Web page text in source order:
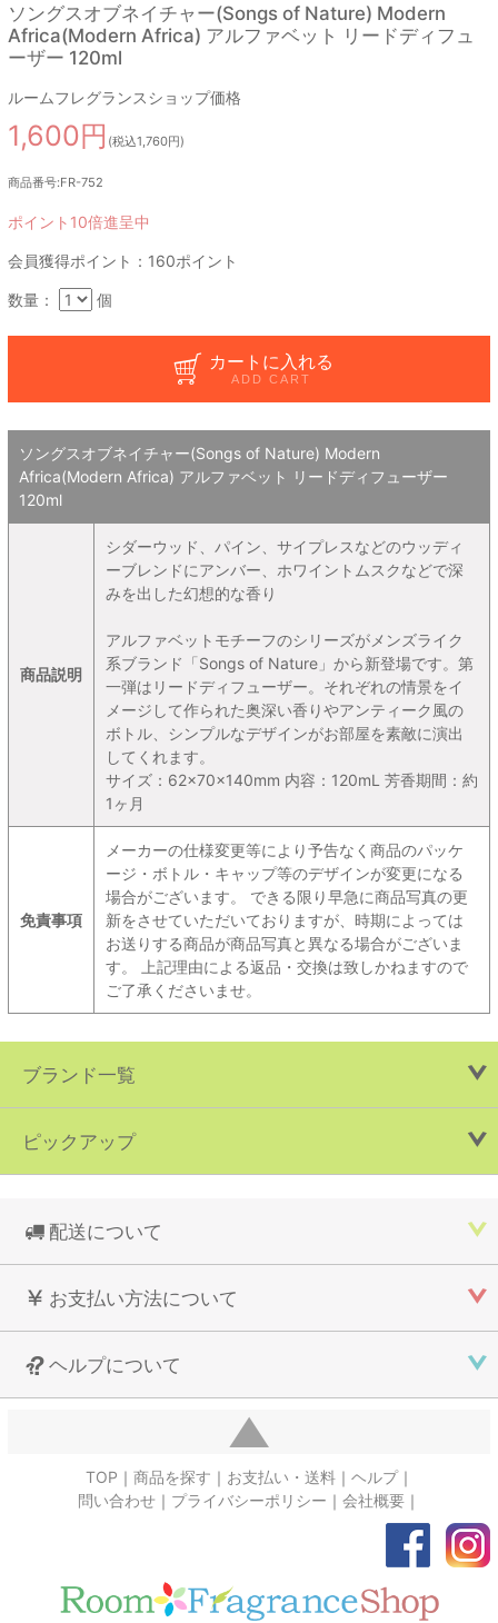
ソングスオブネイチャー(Songs of Nature) Modern
Africa(Modern Africa) アルファベット リードディフュ
ーザー 120ml
ルームフレグランスショップ価格
1,600円 (税込1,760円)
商品番号:FR-752
ポイント10倍進呈中
会員獲得ポイント：160ポイント
数量： 個
カートに入れる
ADD CART
ソングスオブネイチャー(Songs of Nature) Modern
Africa(Modern Africa) アルファベット リードディフューザー
120ml
商品説明
シダーウッド、パイン、サイプレスなどのウッディ
ーブレンドにアンバー、ホワイントムスクなどで深
みを出した幻想的な香り
アルファベットモチーフのシリーズがメンズライク
系ブランド「Songs of Nature」から新登場です。第
一弾はリードディフューザー。それぞれの情景をイ
メージして作られた奥深い香りやアンティーク風の
ボトル、シンプルなデザインがお部屋を素敵に演出
してくれます。
サイズ：62×70×140mm 内容：120mL 芳香期間：約
1ヶ月
免責事項
メーカーの仕様変更等により予告なく商品のパッケ
ージ・ボトル・キャップ等のデザインが変更になる
場合がございます。 できる限り早急に商品写真の更
新をさせていただいておりますが、時期によっては
お送りする商品が商品写真と異なる場合がございま
す。 上記理由による返品・交換は致しかねますので
ご了承くださいませ。
ブランド一覧
ピックアップ
配送について
お支払い方法について
ヘルプについて
TOP 商品を探す お支払い・送料
ヘルプ
問い合わせ
プライバシーポリシー 会社概要